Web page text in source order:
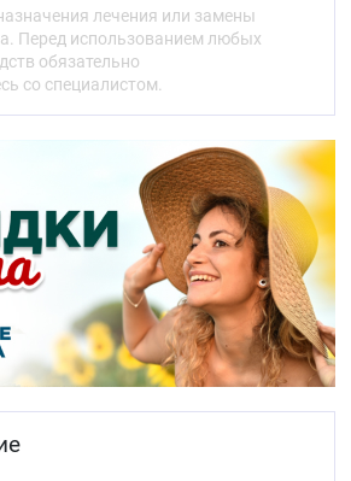
лечения или замены
Перед использованием любых
обязательно
со специалистом.